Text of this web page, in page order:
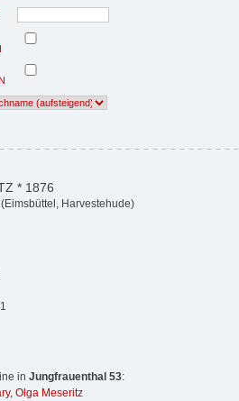
* 1876
Harvestehude)
in Jungfrauenthal 53:
, Olga Meseritz